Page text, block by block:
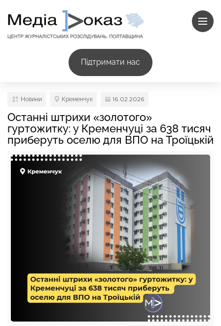
Підтримати нас
Новини Кременчук 16.02.2026
Останні штрихи «золотого»
гуртожитку: у Кременчуці за 638 тисяч
приберуть оселю для ВПО на Троїцькій